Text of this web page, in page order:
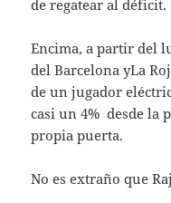
de regatear al déficit.
Encima, a partir del
del Barcelona yLa
de un jugador
casi un 4% desde la
propia puerta.
No es extraño que